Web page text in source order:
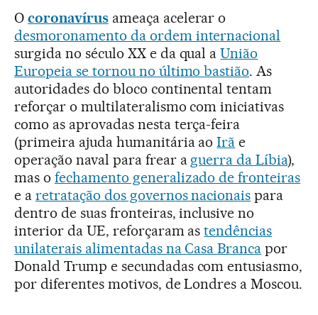
O coronavírusameaça acelerar o
desmoronamento da ordem internacional
surgida no século XX e da qual aUnião
Europeia se tornou no último bastião. As
autoridades do bloco continental tentam
reforçar o multilateralismo com iniciativas
como as aprovadas nesta terça-feira
(primeira ajuda humanitária aoIrã e
operação naval para frear a guerra da Líbia),
mas o fechamento generalizado de fronteiras
e a retratação dos governos nacionais para
dentro de suas fronteiras, inclusive no
interior da UE, reforçaram astendências
unilaterais alimentadas na Casa Branca por
Donald Trump e secundadas com entusiasmo,
por diferentes motivos, de Londres a Moscou.